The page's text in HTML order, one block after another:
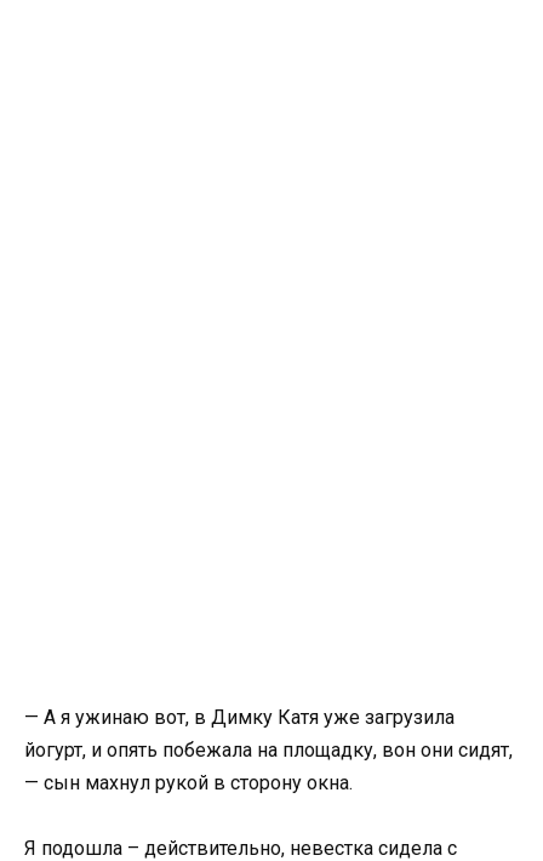
— А я ужинаю вот, в Димку Катя уже загрузила
йогурт, и опять побежала на площадку, вон они сидят,
— сын махнул рукой в сторону окна.
Я подошла – действительно, невестка сидела с